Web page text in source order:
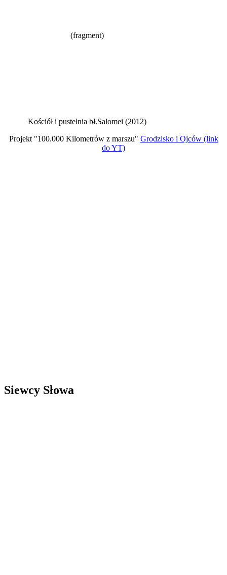
(fragment)
Kościół i pustelnia bł.Salomei (2012)
Projekt "100.000 Kilometrów z marszu" Grodzisko i Ojców (link
do YT)
Siewcy Słowa